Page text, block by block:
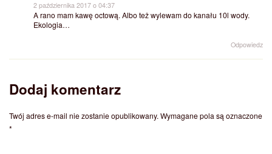
2 października 2017 o 04:37
A rano mam kawę octową. Albo też wylewam do kanału 10l wody.
Ekologia…
Odpowiedz
Dodaj komentarz
Twój adres e-mail nie zostanie opublikowany. Wymagane pola są oznaczone
*